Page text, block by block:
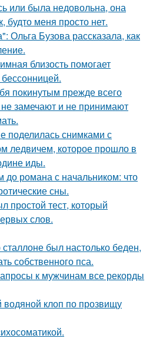
или была недовольна, она
будто меня просто нет.
Ольга Бузова рассказала, как
близость помогает
покинутым прежде всего
не замечают и не принимают
поделилась снимками с
ледвичем, которое прошло в
иды.
романа с начальником: что
сны.
простой тест, который
слов.
был настолько беден,
собственного пса.
к мужчинам все рекорды
водяной клоп по прозвищу